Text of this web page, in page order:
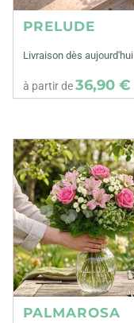
PRELUDE
Livraison dès aujourd'hui
à partir de36,90 €
PALMAROSA